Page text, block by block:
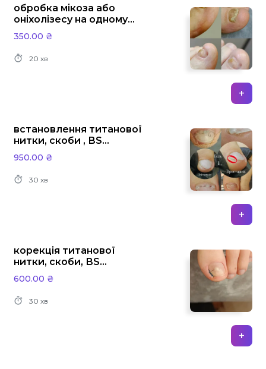
обробка мікоза або
оніхолізесу на одному
нігті
350.00 ₴
20 хв
+
встановлення титанової
нитки, скоби , ВS
системи
950.00 ₴
30 хв
+
корекція титанової
нитки, скоби, ВS
системи
600.00 ₴
30 хв
+